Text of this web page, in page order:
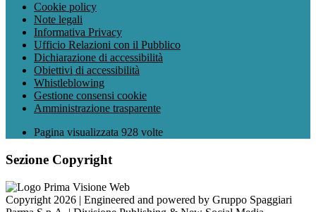
Cookie policy
Note legali
Informativa Privacy
Ufficio Relazioni con il Pubblico
Dichiarazione di accessibilità
Obiettivi di accessibilità
Whistleblowing
Gestione consensi cookie
Amministrazione trasparente
Pagina visualizzata 928 volte
Sezione Copyright
Copyright 2026 | Engineered and powered by Gruppo Spaggiari